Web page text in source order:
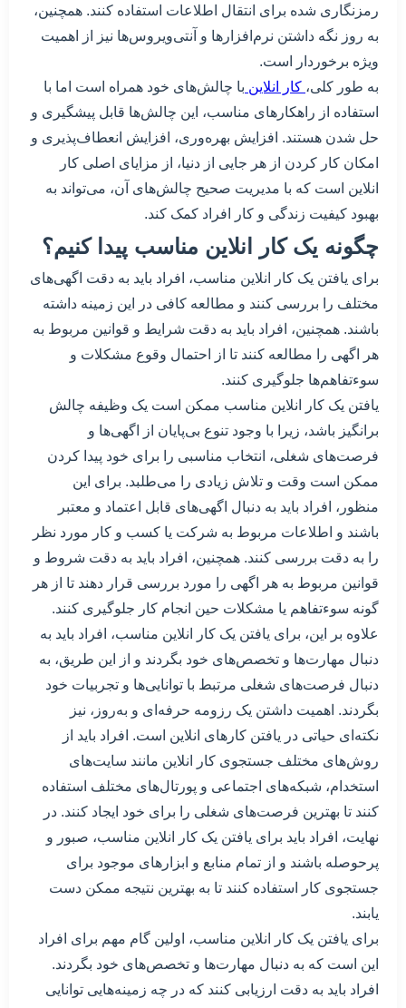
رمزنگاری شده برای انتقال اطلاعات استفاده کنند. همچنین،
به روز نگه داشتن نرم‌افزارها و آنتی‌ویروس‌ها نیز از اهمیت
ویژه برخوردار است.
به طور کلی، کار انلاین با چالش‌های خود همراه است اما با
استفاده از راهکارهای مناسب، این چالش‌ها قابل پیشگیری و
حل شدن هستند. افزایش بهره‌وری، افزایش انعطاف‌پذیری و
امکان کار کردن از هر جایی از دنیا، از مزایای اصلی کار
انلاین است که با مدیریت صحیح چالش‌های آن، می‌تواند به
بهبود کیفیت زندگی و کار افراد کمک کند.
چگونه یک کار انلاین مناسب پیدا کنیم؟
برای یافتن یک کار انلاین مناسب، افراد باید به دقت اگهی‌های
مختلف را بررسی کنند و مطالعه کافی در این زمینه داشته
باشند. همچنین، افراد باید به دقت شرایط و قوانین مربوط به
هر اگهی را مطالعه کنند تا از احتمال وقوع مشکلات و
سوءتفاهم‌ها جلوگیری کنند.
یافتن یک کار انلاین مناسب ممکن است یک وظیفه چالش
برانگیز باشد، زیرا با وجود تنوع بی‌پایان از اگهی‌ها و
فرصت‌های شغلی، انتخاب مناسبی را برای خود پیدا کردن
ممکن است وقت و تلاش زیادی را می‌طلبد. برای این
منظور، افراد باید به دنبال اگهی‌های قابل اعتماد و معتبر
باشند و اطلاعات مربوط به شرکت یا کسب و کار مورد نظر
را به دقت بررسی کنند. همچنین، افراد باید به دقت شروط و
قوانین مربوط به هر اگهی را مورد بررسی قرار دهند تا از هر
گونه سوءتفاهم یا مشکلات حین انجام کار جلوگیری کنند.
علاوه بر این، برای یافتن یک کار انلاین مناسب، افراد باید به
دنبال مهارت‌ها و تخصص‌های خود بگردند و از این طریق، به
دنبال فرصت‌های شغلی مرتبط با توانایی‌ها و تجربیات خود
بگردند. اهمیت داشتن یک رزومه حرفه‌ای و به‌روز، نیز
نکته‌ای حیاتی در یافتن کارهای انلاین است. افراد باید از
روش‌های مختلف جستجوی کار انلاین مانند سایت‌های
استخدام، شبکه‌های اجتماعی و پورتال‌های مختلف استفاده
کنند تا بهترین فرصت‌های شغلی را برای خود ایجاد کنند. در
نهایت، افراد باید برای یافتن یک کار انلاین مناسب، صبور و
پرحوصله باشند و از تمام منابع و ابزارهای موجود برای
جستجوی کار استفاده کنند تا به بهترین نتیجه ممکن دست
یابند.
برای یافتن یک کار انلاین مناسب، اولین گام مهم برای افراد
این است که به دنبال مهارت‌ها و تخصص‌های خود بگردند.
افراد باید به دقت ارزیابی کنند که در چه زمینه‌هایی توانایی